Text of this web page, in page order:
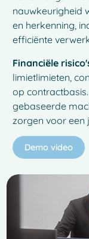
nauwkeurigheid
en herkenning,
efficiënte
Financiële
limietlimieten,
op
gebaseerde
zorgen voor een
Demo video